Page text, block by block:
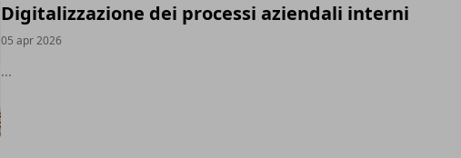
Digitalizzazione dei processi aziendali interni
05 apr 2026
...